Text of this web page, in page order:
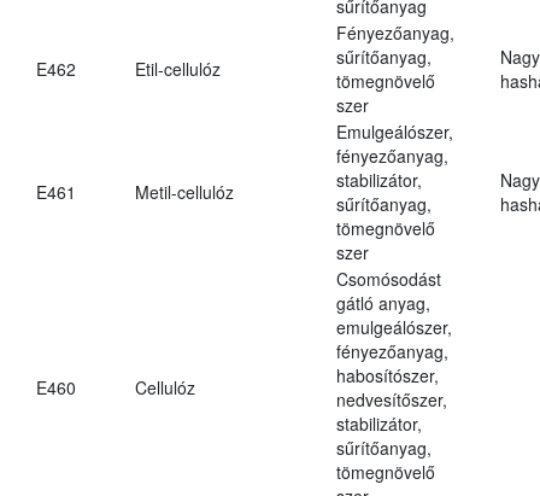
sűrítőanyag
E462 Etil-cellulóz
Fényezőanyag,
sűrítőanyag,
tömegnövelő
szer
E461 Metil-cellulóz
Emulgeálószer,
fényezőanyag,
stabilizátor,
sűrítőanyag,
tömegnövelő
szer
E460 Cellulóz
Csomósodást
gátló anyag,
emulgeálószer,
fényezőanyag,
habosítószer,
nedvesítőszer,
stabilizátor,
sűrítőanyag,
tömegnövelő